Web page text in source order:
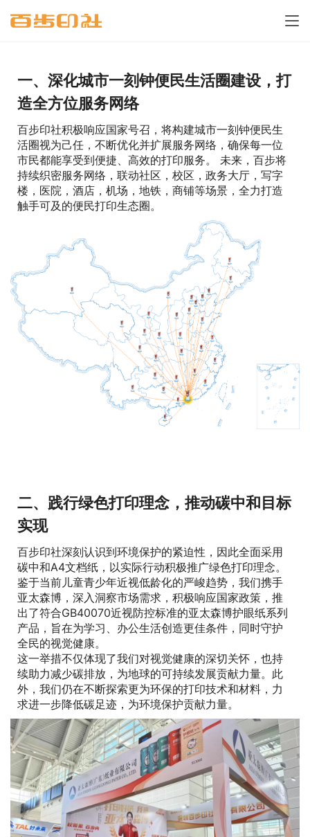
一、深化城市一刻钟便民生活圈建设，打
造全方位服务网络
百步印社积极响应国家号召，将构建城市一刻钟便民生
活圈视为己任，不断优化并扩展服务网络，确保每一位
市民都能享受到便捷、高效的打印服务。
未来，百步将
持续织密服务网络，联动社区，校区，政务大厅，写字
楼，医院，酒店，机场，地铁，商铺等场景，全力打造
触手可及的便民打印生态圈。
二、践行绿色打印理念，推动碳中和目标
实现
百步印社深刻认识到环境保护的紧迫性，因此全面采用
碳中和A4文档纸，以实际行动积极推广绿色打印理念。
鉴于当前儿童青少年近视低龄化的严峻趋势，我们携手
亚太森博，深入洞察市场需求，积极响应国家政策，推
出了符合GB40070近视防控标准的亚太森博护眼纸系列
产品，旨在为学习、办公生活创造更佳条件，同时守护
全民的视觉健康。
这一举措不仅体现了我们对视觉健康的深切关怀，也持
续助力减少碳排放，为地球的可持续发展贡献力量。此
外，我们仍在不断探索更为环保的打印技术和材料，力
求进一步降低碳足迹，为环境保护贡献力量。